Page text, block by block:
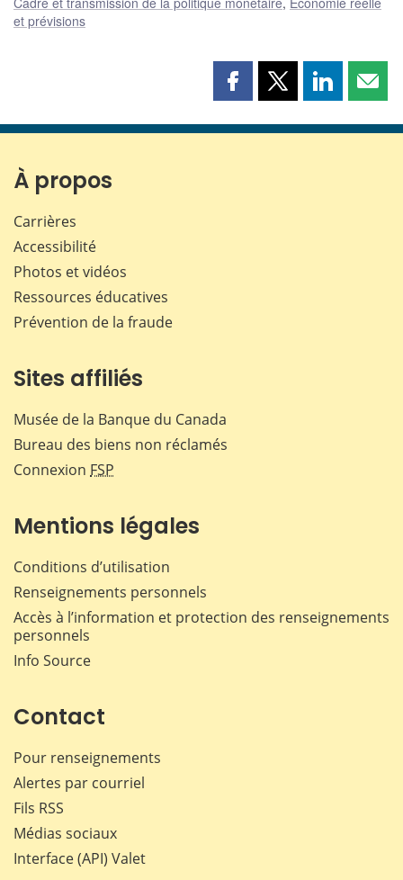
et prévisions
Partager
page
Partager
page
Partager
page page
À propos
Carrières
Accessibilité
Photos et vidéos
Ressources éducatives
Prévention de la fraude
Sites affiliés
Musée de la Banque du Canada
Bureau des biens non réclamés
Connexion FSP
Mentions légales
Conditions d’utilisation
Renseignements personnels
Accès à l’information et protection des renseignements
personnels
Info Source
Contact
Pour renseignements
Alertes par courriel
Fils RSS
Médias sociaux
Interface (API) Valet